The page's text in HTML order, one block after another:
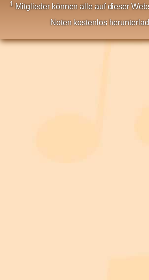
1 Mitglieder können alle auf dieser
Noten kostenlos